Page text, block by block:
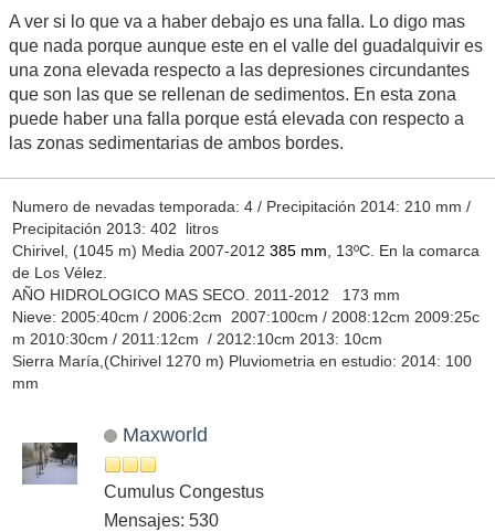
A ver si lo que va a haber debajo es una falla. Lo digo mas
que nada porque aunque este en el valle del guadalquivir es
una zona elevada respecto a las depresiones circundantes
que son las que se rellenan de sedimentos. En esta zona
puede haber una falla porque está elevada con respecto a
las zonas sedimentarias de ambos bordes.
Numero de nevadas temporada: 4 / Precipitación 2014: 210 mm /
Precipitación 2013: 402 litros
Chirivel, (1045 m) Media 2007-2012 385 mm , 13ºC. En la comarca
de Los Vélez.
AÑO HIDROLOGICO MAS SECO. 2011-2012 173 mm
Nieve: 2005:40cm / 2006:2cm 2007:100cm / 2008:12cm 2009:25c
m 2010:30cm / 2011:12cm / 2012:10cm 2013: 10cm
Sierra María,(Chirivel 1270 m) Pluviometria en estudio: 2014: 100
mm
Maxworld
Cumulus Congestus
Mensajes: 530